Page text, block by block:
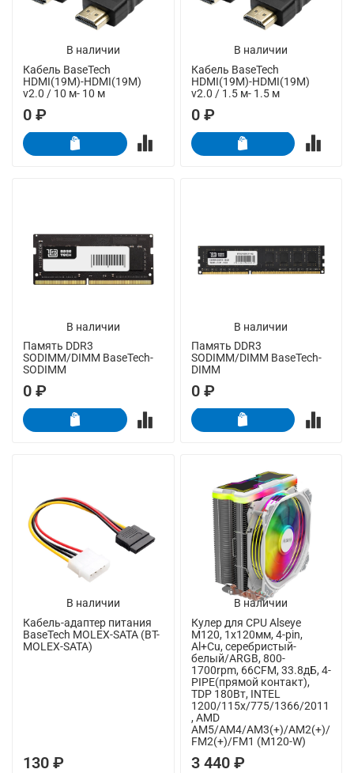
В наличии
Кабель BaseTech
HDMI(19M)-HDMI(19M)
v2.0 / 10 м- 10 м
0 ₽
В наличии
Кабель BaseTech
HDMI(19M)-HDMI(19M)
v2.0 / 1.5 м- 1.5 м
0 ₽
В наличии
Память DDR3
SODIMM/DIMM BaseTech-
SODIMM
0 ₽
В наличии
Память DDR3
SODIMM/DIMM BaseTech-
DIMM
0 ₽
В наличии
Кабель-адаптер питания
BaseTech MOLEX-SATA (BT-
MOLEX-SATA)
130 ₽
В наличии
Кулер для CPU Alseye
M120, 1х120мм, 4-pin,
Al+Cu, серебристый-
белый/ARGB, 800-
1700rpm, 66CFM, 33.8дБ, 4-
PIPE(прямой контакт),
TDP 180Вт, INTEL
1200/115x/775/1366/2011
, AMD
AM5/AM4/AM3(+)/AM2(+)/
FM2(+)/FM1 (M120-W)
3 440 ₽